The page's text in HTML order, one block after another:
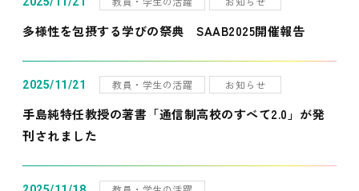
多様性を包摂する学びの祭典 SAAB2025開催報告
2025/11/21 教員・学生の活躍 お知らせ
手島純特任教授の著書「通信制高校のすべて2.0」が発
刊されました